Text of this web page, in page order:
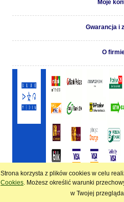
Strona korzysta z plików cookies w celu
Cookies. Możesz określić warunki
w Twojej
Moje
Gwarancja i
O
pokaż pełną
Sklep